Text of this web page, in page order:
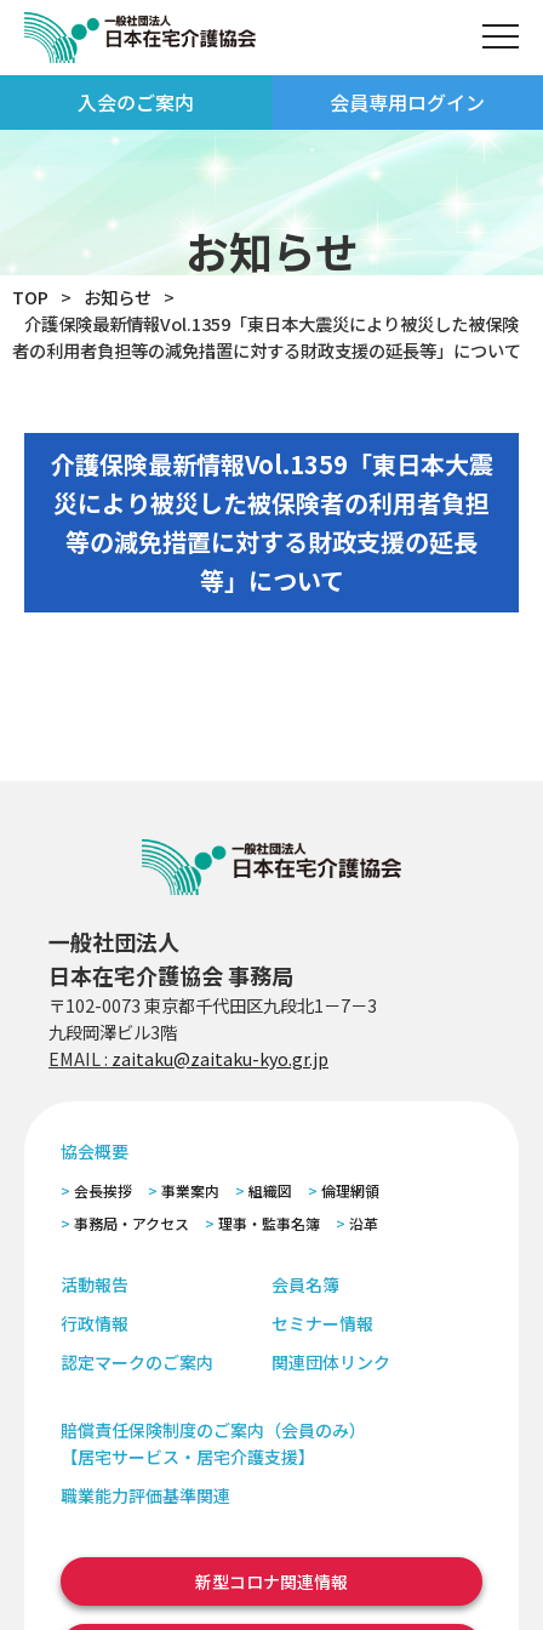
入会のご案内 会員専用ログイン
お知らせ
TOP
お知らせ
介護保険最新情報Vol.1359「東日本大震災により被災した被保険
者の利用者負担等の減免措置に対する財政支援の延長等」について
介護保険最新情報Vol.1359「東日本大震
災により被災した被保険者の利用者負担
等の減免措置に対する財政支援の延長
等」について
一般社団法人
日本在宅介護協会 事務局
〒102-0073 東京都千代田区九段北1－7－3
九段岡澤ビル3階
EMAIL : zaitaku@zaitaku-kyo.gr.jp
協会概要
会長挨拶 事業案内 組織図
倫理網領
事務局・アクセス
理事・監事名簿 沿革
活動報告
会員名簿
行政情報
セミナー情報
認定マークのご案内
関連団体リンク
賠償責任保険制度のご案内（会員のみ）
【居宅サービス・居宅介護支援】
職業能力評価基準関連
新型コロナ関連情報